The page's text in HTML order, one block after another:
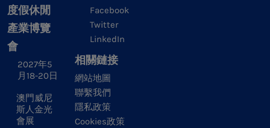
度假休閒
產業博覽
會
2027年5
月18-20日
澳門威尼
斯人金光
會展
Facebook
Twitter
LinkedIn
相關鏈接
網站地圖
聯繫我們
隱私政策
Cookies政策